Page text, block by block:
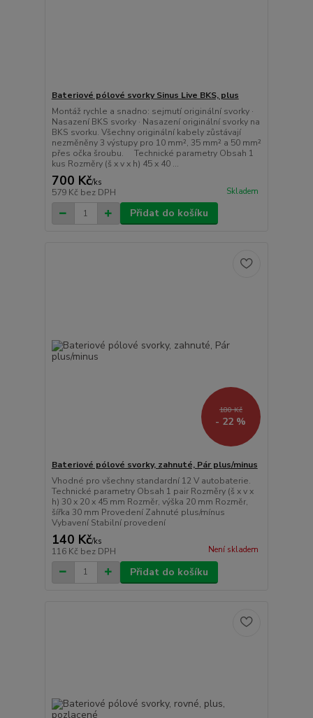
Bateriové pólové svorky Sinus Live BKS, plus
Montáž rychle a snadno: sejmutí originální svorky ·
Nasazení BKS svorky · Nasazení originální svorky na
BKS svorku. Všechny originální kabely zůstávají
nezměněny 3 výstupy pro 10 mm², 35 mm² a 50 mm²
přes očka šroubu. Technické parametry Obsah 1
kus Rozměry (š x v x h) 45 x 40 ...
700 Kč/ks
579 Kč bez DPH Skladem
Přidat do košíku
180 Kč
- 22 %
Bateriové pólové svorky, zahnuté, Pár plus/minus
Vhodné pro všechny standardní 12 V autobaterie.
Technické parametry Obsah 1 pair Rozměry (š x v x
h) 30 x 20 x 45 mm Rozměr, výška 20 mm Rozměr,
šířka 30 mm Provedení Zahnuté plus/mínus
Vybavení Stabilní provedení
140 Kč/ks
116 Kč bez DPH Není skladem
Přidat do košíku